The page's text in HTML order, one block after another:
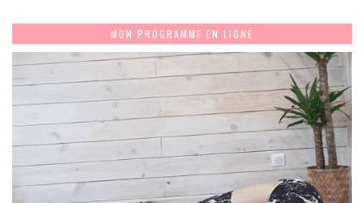
MON PROGRAMME EN LIGNE